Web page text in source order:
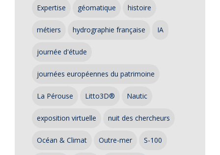
Expertise géomatique histoire
métiers hydrographie française IA
journée d'étude
journées européennes du patrimoine
La Pérouse Litto3D® Nautic
exposition virtuelle nuit des chercheurs
Océan & Climat Outre-mer S-100